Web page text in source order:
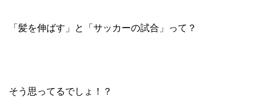
「髪を伸ばす」と「サッカーの試合」って？
そう思ってるでしょ！？